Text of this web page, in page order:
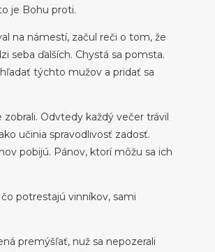
je Bohu proti.
na námestí, začul reči o tom, že
seba ďalších. Chystá sa pomsta.
týchto mužov a pridať sa
Odvtedy každý večer trávil
učinia spravodlivosť zadosť.
pobijú. Pánov, ktorí môžu sa ich
potrestajú vinníkov, sami
premýšľať, nuž sa nepozerali